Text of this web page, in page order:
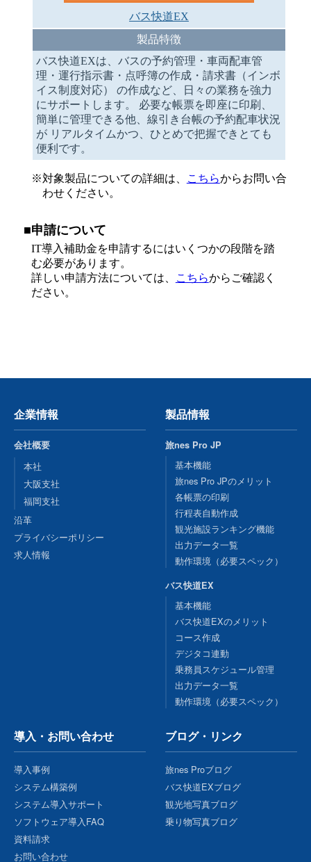
バス快道EX
製品特徴
バス快道EXは、バスの予約管理・車両配車管
理・運行指示書・点呼簿の作成・請求書（インボ
イス制度対応） の作成など、日々の業務を強力
にサポートします。 必要な帳票を即座に印刷、
簡単に管理できる他、線引き台帳の予約配車状況
が リアルタイムかつ、ひとめで把握できとても
便利です。
※対象製品についての詳細は、 こちらからお問い合
わせください。
■申請について
IT導入補助金を申請するにはいくつかの段階を踏
む必要があります。
詳しい申請方法については、
こちらからご確認く
ださい。
企業情報
会社概要
本社
大阪支社
福岡支社
沿革
プライバシーポリシー
求人情報
製品情報
旅nes Pro JP
基本機能
旅nes Pro JPのメリット
各帳票の印刷
行程表自動作成
観光施設ランキング機能
出力データ一覧
動作環境（必要スペック）
バス快道EX
基本機能
バス快道EXのメリット
コース作成
デジタコ連動
乗務員スケジュール管理
出力データ一覧
動作環境（必要スペック）
導入・お問い合わせ
導入事例
システム構築例
システム導入サポート
ソフトウェア導入FAQ
資料請求
お問い合わせ
ブログ・リンク
旅nes Proブログ
バス快道EXブログ
観光地写真ブログ
乗り物写真ブログ